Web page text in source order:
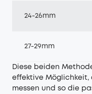
24-26mm
27-29mm
Diese beiden
effektive Möglichkeit,
messen und so die